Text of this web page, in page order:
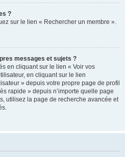
?
sur le lien « Rechercher un membre ».
messages et sujets ?
en cliquant sur le lien « Voir vos
en cliquant sur le lien
» depuis votre propre page de profil
rapide » depuis n’importe quelle page
utilisez la page de recherche avancée et